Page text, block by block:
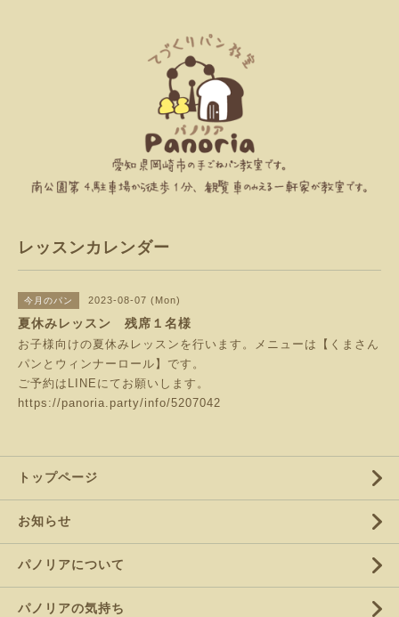
レッスンカレンダー
今月のパン 2023-08-07 (Mon)
夏休みレッスン 残席１名様
お子様向けの夏休みレッスンを行います。メニューは【くまさん
パンとウィンナーロール】です。
ご予約はLINEにてお願いします。
https://panoria.party/info/5207042
トップページ
お知らせ
パノリアについて
パノリアの気持ち